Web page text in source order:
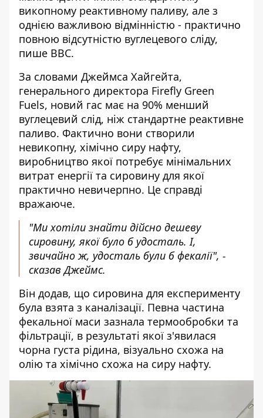
викопному реактивному паливу, але з
однією важливою відмінністю - практично
повною відсутністю вуглецевого сліду,
пише ВВС.
За словами Джеймса Хайгейта,
генерального директора Firefly Green
Fuels, новий гас має на 90% менший
вуглецевий слід, ніж стандартне реактивне
паливо. Фактично вони створили
невикопну, хімічно сиру нафту,
виробництво якої потребує мінімальних
витрат енергії та сировину для якої
практично невичерпно. Це справді
вражаюче.
"Ми хотіли знайти дійсно дешеву
сировину, якої було б удосталь. І,
звичайно ж, удосталь були б фекалії", -
сказав Джеймс.
Він додав, що сировина для експерименту
була взята з каналізації. Певна частина
фекальної маси зазнала термообробки та
фільтрації, в результаті якої з'явилася
чорна густа рідина, візуально схожа на
олію та хімічно схожа на сиру нафту.